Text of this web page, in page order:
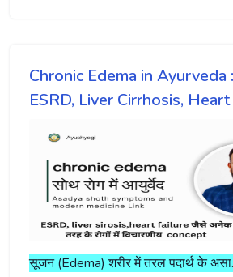
Chronic Edema in Ayurveda
ESRD, Liver Cirrhosis,
सूजन (Edema) शरीर में तरल पदार्थ के